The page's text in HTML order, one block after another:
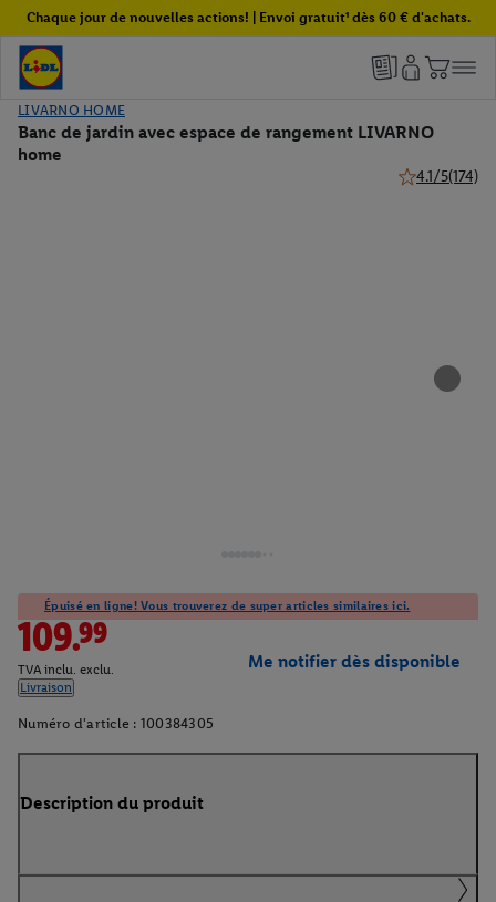
Chaque jour de nouvelles actions! | Envoi gratuit¹ dès 60 € d'achats.
LIVARNO HOME
Banc de jardin avec espace de rangement LIVARNO
home
4.1/5(174)
Épuisé en ligne! Vous trouverez de super articles similaires ici.
109.99
TVA inclu. exclu.
Livraison
Me notifier dès disponible
Numéro d'article : 100384305
Description du produit